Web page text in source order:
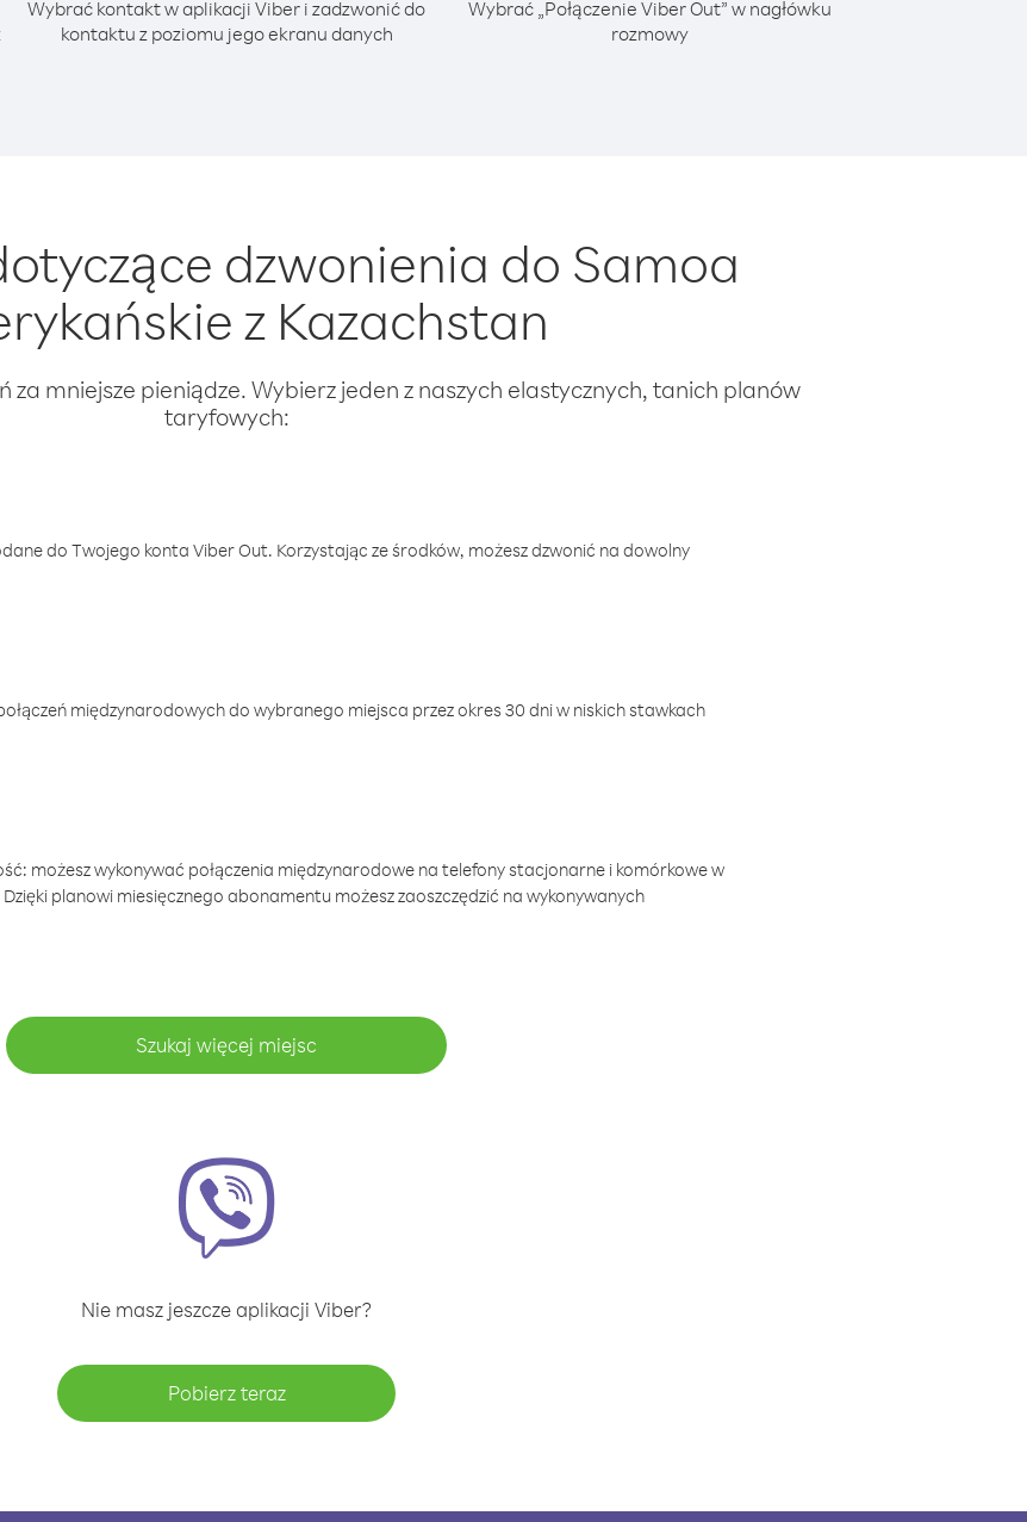
Wybrać kontakt w aplikacji Viber i zadzwonić do
kontaktu z poziomu jego ekranu danych
Wybrać „Połączenie Viber Out” w nagłówku
rozmowy
dzwonienia do Samoa
z Kazachstan
za mniejsze pieniądze. Wybierz jeden z naszych elastycznych, tanich planów
taryfowych:
do Twojego konta Viber Out. Korzystając ze środków, możesz dzwonić na dowolny
międzynarodowych do wybranego miejsca przez okres 30 dni w niskich stawkach
możesz wykonywać połączenia międzynarodowe na telefony stacjonarne i komórkowe w
planowi miesięcznego abonamentu możesz zaoszczędzić na wykonywanych
Szukaj więcej miejsc
Nie masz jeszcze aplikacji Viber?
Pobierz teraz